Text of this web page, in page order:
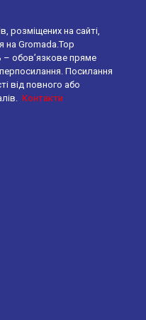
розміщених на сайті,
на Gromada.Top
– обов’язкове пряме
Посилання
від повного або
Контакти